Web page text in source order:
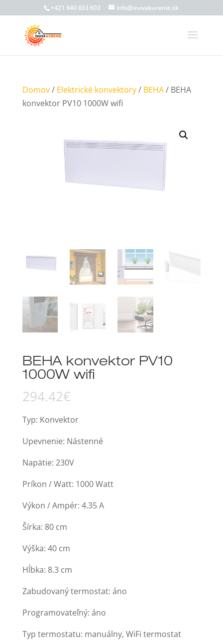
+421 940 603 603 info@inovakurenie.sk
Domov/ Elektrické konvektory/ BEHA/ BEHA
konvektor PV10 1000W wifi
BEHA konvektor PV10
1000W wifi
294.42€
Typ: Konvektor
Upevnenie: Nástenné
Napätie: 230V
Príkon / Watt: 1000 Watt
Výkon / Ampér: 4.35 A
Šírka: 80 cm
Výška: 40 cm
Hĺbka: 8.3 cm
Zabudovaný termostat: áno
Programovateľný: áno
Typ termostatu: manuálny, WiFi termostat